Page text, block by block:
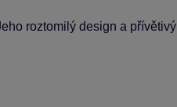
roztomilý design a přívětivý